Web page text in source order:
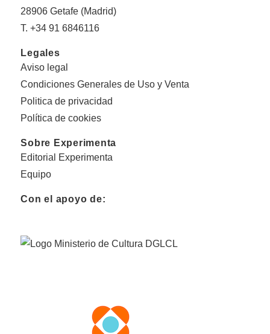
28906 Getafe (Madrid)
T. +34 91 6846116
Legales
Aviso legal
Condiciones Generales de Uso y Venta
Politica de privacidad
Política de cookies
Sobre Experimenta
Editorial Experimenta
Equipo
Con el apoyo de: